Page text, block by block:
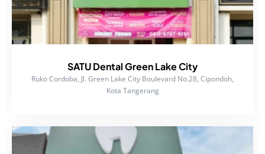
SATU Dental Green Lake City
Ruko Cordoba, Jl. Green Lake City Boulevard No.28, Cipondoh,
Kota Tangerang